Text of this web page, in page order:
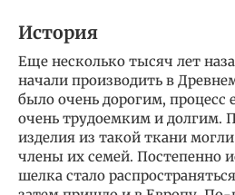
История
Еще несколько тысяч лет
начали производить в
было очень дорогим, процесс
очень трудоемким и долгим.
изделия из такой ткани
члены их семей. Постепенно
шелка стало